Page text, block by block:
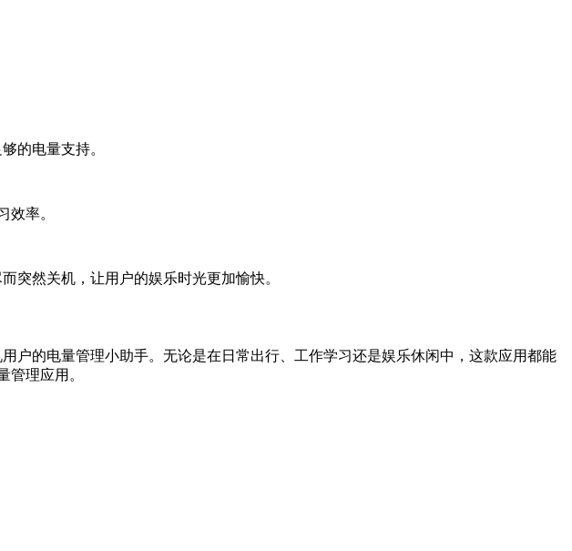
的电量支持。
效率。
突然关机，让用户的娱乐时光更加愉快。
用户的电量管理小助手。无论是在日常出行、工作学习还是娱乐休闲中，这款应用都能
管理应用。